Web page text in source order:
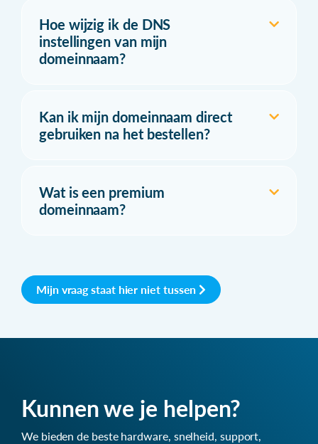
Hoe wijzig ik de DNS
instellingen van mijn
domeinnaam?
Kan ik mijn domeinnaam direct
gebruiken na het bestellen?
Wat is een premium
domeinnaam?
Mijn vraag staat hier niet tussen
Kunnen we je helpen?
We bieden de beste hardware, snelheid, support,